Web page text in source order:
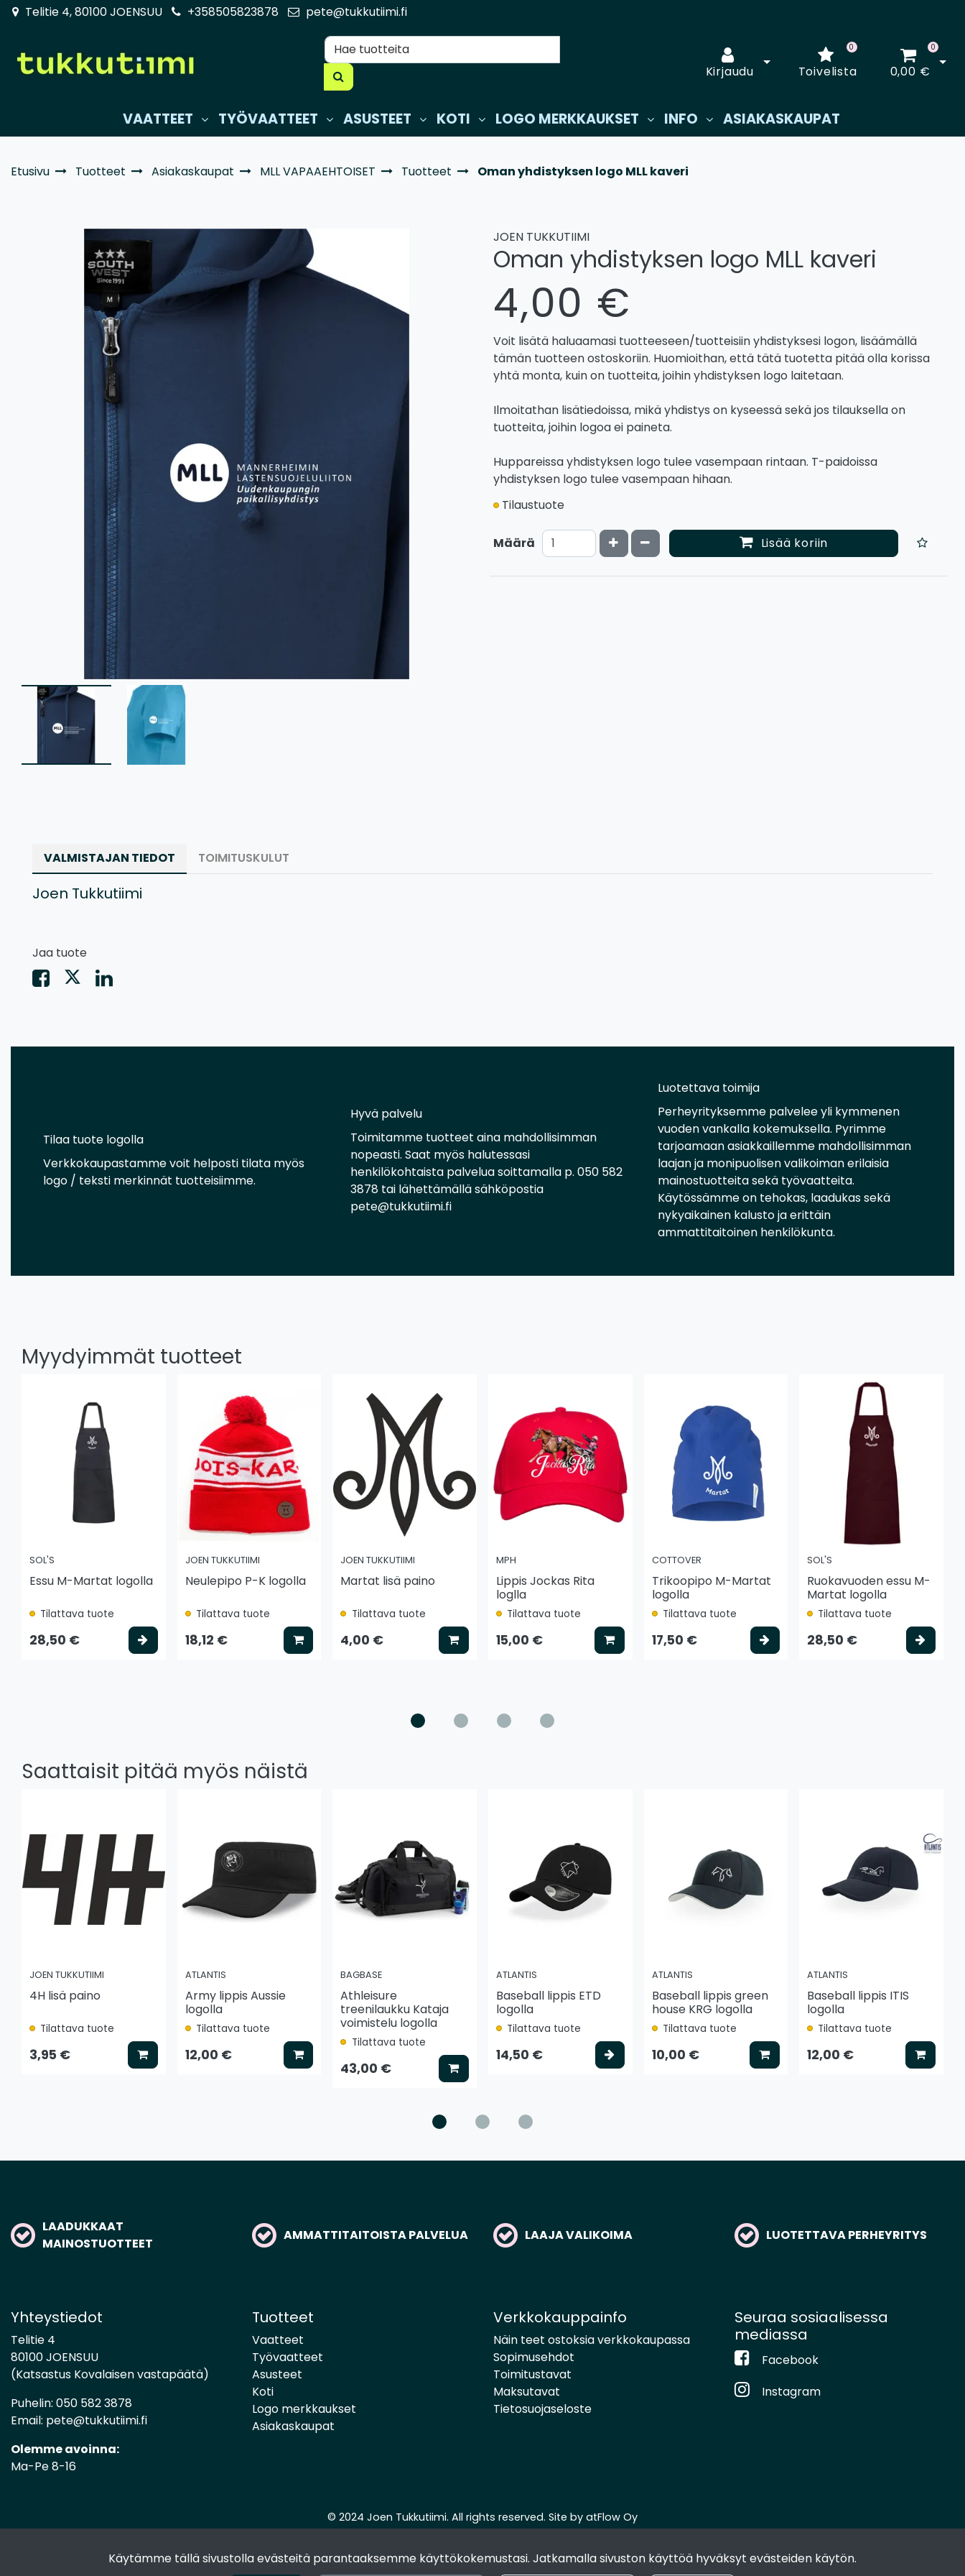
Käytämme tällä sivustolla evästeitä parantaaksemme käyttökokemustasi. Jatkamalla sivuston käyttöä hyväksyt evästeiden käytön.
Siirry pääsisältöön
Telitie 4, 80100 JOENSUU +358505823878 pete@tukkutiimi.fi
Kirjaudu
Avaa kirjautuminen
Toivelista
0 0
0,00 €
VAATTEET TYÖVAATTEET ASUSTEET KOTI LOGO MERKKAUKSET INFO ASIAKASKAUPAT
Etusivu Tuotteet Asiakaskaupat MLL VAPAAEHTOISET Tuotteet Oman yhdistyksen logo MLL kaveri
JOEN TUKKUTIIMI
Oman yhdistyksen logo MLL kaveri
4,00 €
Voit lisätä haluaamasi tuotteeseen/tuotteisiin yhdistyksesi logon, lisäämällä
tämän tuotteen ostoskoriin. Huomioithan, että tätä tuotetta pitää olla korissa
yhtä monta, kuin on tuotteita, joihin yhdistyksen logo laitetaan.
Ilmoitathan lisätiedoissa, mikä yhdistys on kyseessä sekä jos tilauksella on
tuotteita, joihin logoa ei paineta.
Huppareissa yhdistyksen logo tulee vasempaan rintaan. T-paidoissa
yhdistyksen logo tulee vasempaan hihaan.
Tilaustuote
Määrä Kasvata määrää
Vähennä määrää Lisää koriin
VALMISTAJAN TIEDOT TOIMITUSKULUT
Joen Tukkutiimi
Jaa tuote
Tilaa tuote logolla
Verkkokaupastamme voit helposti tilata myös
logo / teksti merkinnät tuotteisiimme.
Hyvä palvelu
Toimitamme tuotteet aina mahdollisimman
nopeasti. Saat myös halutessasi
henkilökohtaista palvelua soittamalla p. 050 582
3878 tai lähettämällä sähköpostia
pete@tukkutiimi.fi
Luotettava toimija
Perheyrityksemme palvelee yli kymmenen
vuoden vankalla kokemuksella. Pyrimme
tarjoamaan asiakkaillemme mahdollisimman
laajan ja monipuolisen valikoiman erilaisia
mainostuotteita sekä työvaatteita.
Käytössämme on tehokas, laadukas sekä
nykyaikainen kalusto ja erittäin
ammattitaitoinen henkilökunta.
Myydyimmät tuotteet
SOL'S
Essu M-Martat logolla
Tilattava tuote
28,50 € Valitse vaihtoehto
JOEN TUKKUTIIMI
Neulepipo P-K logolla
Tilattava tuote
18,12 € Lisää koriin
JOEN TUKKUTIIMI
Martat lisä paino
Tilattava tuote
4,00 € Lisää koriin
MPH
Lippis Jockas Rita
loglla
Tilattava tuote
15,00 € Lisää koriin
COTTOVER
Trikoopipo M-Martat
logolla
Tilattava tuote
17,50 € Valitse vaihtoehto
SOL'S
Ruokavuoden essu M-
Martat logolla
Tilattava tuote
28,50 €
Saattaisit pitää myös näistä
JOEN TUKKUTIIMI
4H lisä paino
Tilattava tuote
3,95 € Lisää koriin
ATLANTIS
Army lippis Aussie
logolla
Tilattava tuote
12,00 € Lisää koriin
BAGBASE
Athleisure
treenilaukku Kataja
voimistelu logolla
Tilattava tuote
43,00 € Lisää koriin
ATLANTIS
Baseball lippis ETD
logolla
Tilattava tuote
14,50 € Valitse vaihtoehto
ATLANTIS
Baseball lippis green
house KRG logolla
Tilattava tuote
10,00 € Lisää koriin
ATLANTIS
Baseball lippis ITIS
logolla
Tilattava tuote
12,00 € Lisää
LAADUKKAAT
MAINOSTUOTTEET
AMMATTITAITOISTA PALVELUA LAAJA VALIKOIMA LUOTETTAVA PERHEYRITYS
Yhteystiedot
Telitie 4
80100 JOENSUU
(Katsastus Kovalaisen vastapäätä)
Puhelin: 050 582 3878
Email: pete@tukkutiimi.fi
Olemme avoinna:
Ma-Pe 8-16
Tuotteet
Vaatteet
Työvaatteet
Asusteet
Koti
Logo merkkaukset
Asiakaskaupat
Verkkokauppainfo
Näin teet ostoksia verkkokaupassa
Sopimusehdot
Toimitustavat
Maksutavat
Tietosuojaseloste
Seuraa sosiaalisessa
mediassa
Facebook
Instagram
© 2024 Joen Tukkutiimi. All rights reserved. Site by atFlow Oy